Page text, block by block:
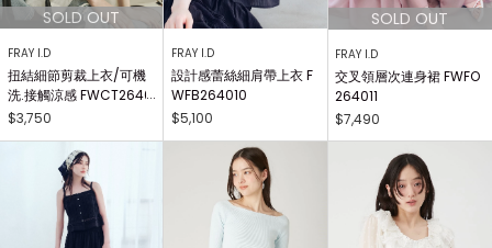
FRAY I.D
扭結細節剪裁上衣/可機
洗.接觸涼感 FWCT2640
25
$3,750
FRAY I.D
設計感蕾絲細肩帶上衣 F
WFB264010
$5,100
FRAY I.D
交叉領層次連身裙 FWFO
264011
$7,490